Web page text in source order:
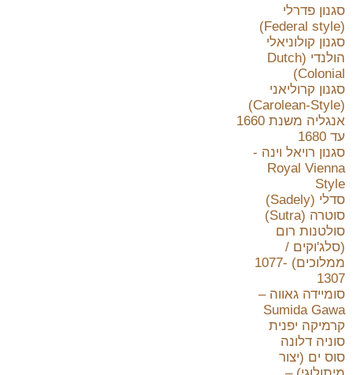
סגנון פדרלי
(Federal style)
סגנון קולוניאלי
הולנדי (Dutch
Colonial)
סגנון קרוליאני
(Carolean-Style)
אנגליה משנת 1660
עד 1680
סגנון רויאל וינה -
Royal Vienna
Style
סדלי (Sadely)
סוטרה (Sutra)
סולטנות רום
(סלג'וקים /
ממלוכים) 1077-
1307
סומיידה גאווה –
Sumida Gawa
קרמיקה יפנית
סוניה דלונה
סוס ים (יצור